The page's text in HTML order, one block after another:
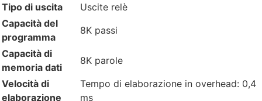
Tipo di uscita
Uscite relè
Capacità del
programma
8K passi
Capacità di
memoria dati
8K parole
Velocità di
elaborazione
Tempo di elaborazione in overhead: 0,4
ms